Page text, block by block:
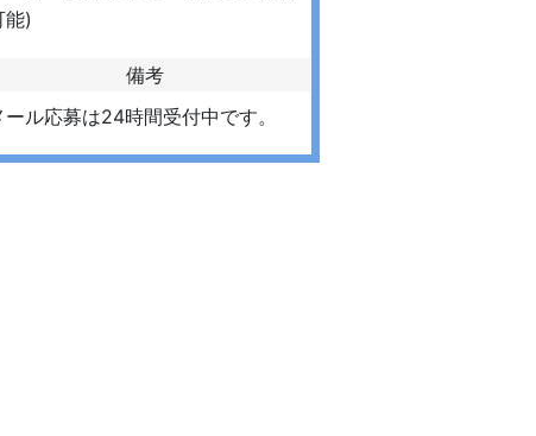
能)
備考
ール応募は24時間受付中です。